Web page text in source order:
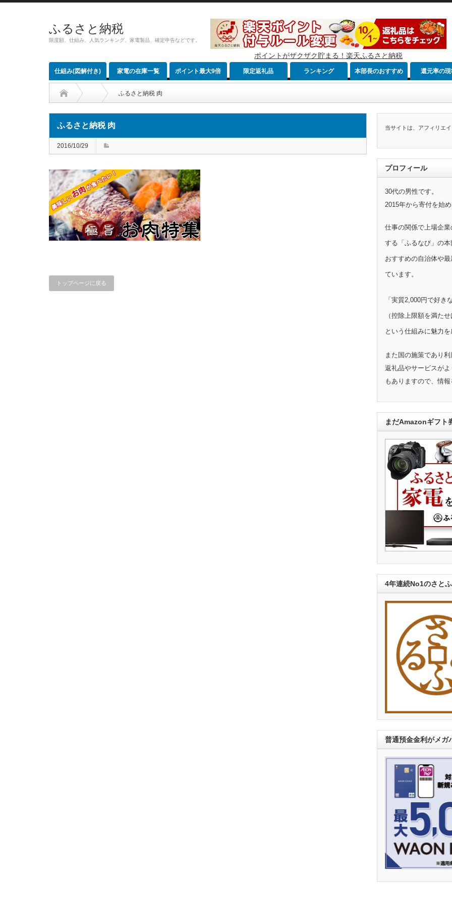
ふるさと納税
限度額、仕組み、人気ランキング、家電製品、確定申告などです。
ポイントがザクザク貯まる！楽天ふるさと納税
仕組み(図解付き) 家電の在庫一覧 ポイント最大9倍 限定返礼品 ランキング 本部長のおすすめ 還元率の
ふるさと納税 肉
ふるさと納税 肉
2016/10/29
トップページに戻る
当サイトは、アフィリエ
プロフィール
30代の男性です。
2015年から寄付を始
仕事の関係で上場企
する「ふるなび」の
おすすめの自治体や
ています。
「実質2,000円で好き
（控除上限額を満た
という仕組みに魅力
また国の施策であり
返礼品やサービスが
もありますので、情
まだAmazonギフト
4年連続No1のさと
普通預金金利がメガ